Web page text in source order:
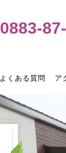
0883-
よくある質問 ア